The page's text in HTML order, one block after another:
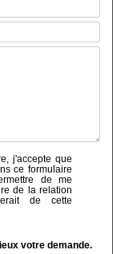
j'accepte que
ce formulaire
de me
de la relation
de cette
votre demande.